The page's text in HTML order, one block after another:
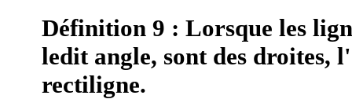
Définition 9 : Lorsque les
ledit angle, sont des droites,
rectiligne.